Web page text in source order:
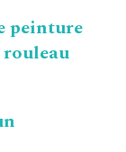
peinture
rouleau